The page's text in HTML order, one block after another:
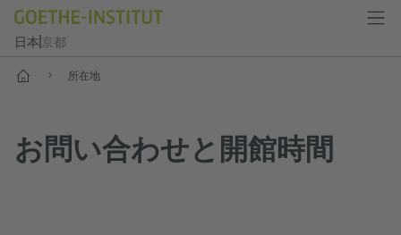
日本 京都
スタート 所在地
お問い合わせと開館時間